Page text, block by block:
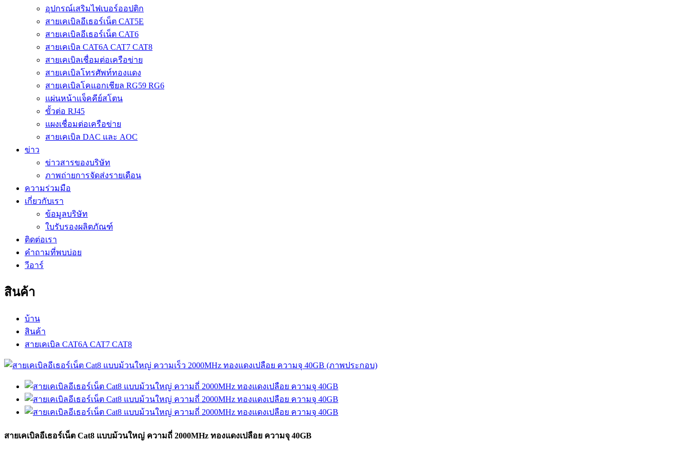
อุปกรณ์เสริมไฟเบอร์ออปติก
สายเคเบิลอีเธอร์เน็ต CAT5E
สายเคเบิลอีเธอร์เน็ต CAT6
สายเคเบิล CAT6A CAT7 CAT8
สายเคเบิลเชื่อมต่อเครือข่าย
สายเคเบิลโทรศัพท์ทองแดง
สายเคเบิลโคแอกเชียล RG59 RG6
แผ่นหน้าแจ็คคีย์สโตน
ขั้วต่อ RJ45
แผงเชื่อมต่อเครือข่าย
สายเคเบิล DAC และ AOC
ข่าว
ข่าวสารของบริษัท
ภาพถ่ายการจัดส่งรายเดือน
ความร่วมมือ
เกี่ยวกับเรา
ข้อมูลบริษัท
ใบรับรองผลิตภัณฑ์
ติดต่อเรา
คำถามที่พบบ่อย
วีอาร์
สินค้า
บ้าน
สินค้า
สายเคเบิล CAT6A CAT7 CAT8
สายเคเบิลอีเธอร์เน็ต Cat8 แบบม้วนใหญ่ ความถี่ 2000MHz ทองแดงเปลือย ความจุ 40GB